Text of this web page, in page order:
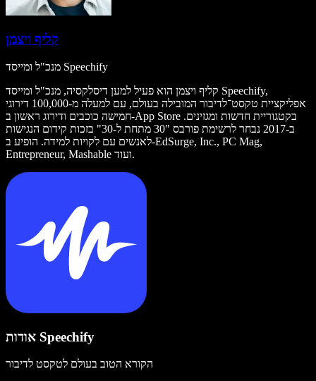
קליף ויצמן
מנכ"ל ומייסד Speechify
קליף ויצמן הוא פעיל למען דיסלקסיה, מנכ"ל ומייסד Speechify,
אפליקציית טקסט־לדיבור המובילה בעולם, עם למעלה מ-100,000 דירוגי
חמישה כוכבים ודירוג ראשון ב-App Store בקטגוריית חדשות ומגזינים.
ב-2017 נבחר לרשימת פורבס "30 מתחת ל-30" בזכות קידום הנגישות
לאנשים עם לקויות למידה. הופיע ב-EdSurge, Inc., PC Mag,
Entrepreneur, Mashable ועוד.
אודות Speechify
הקורא הטוב בעולם לטקסט לדיבור